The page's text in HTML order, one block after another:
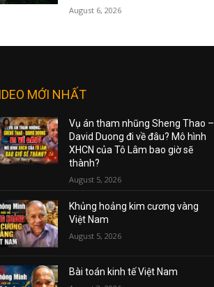
August 6, 2026
MỚI NHẤT
Vụ án tham nhũng Sheng Thao –
David Duong đi về đâu? Mô hình
XHCN của Tô Lâm bao giờ sẽ
thành?
August 5, 2026
Khủng hoảng kim cương vàng
Việt Nam
August 5, 2026
Bài toán kinh tế Việt Nam